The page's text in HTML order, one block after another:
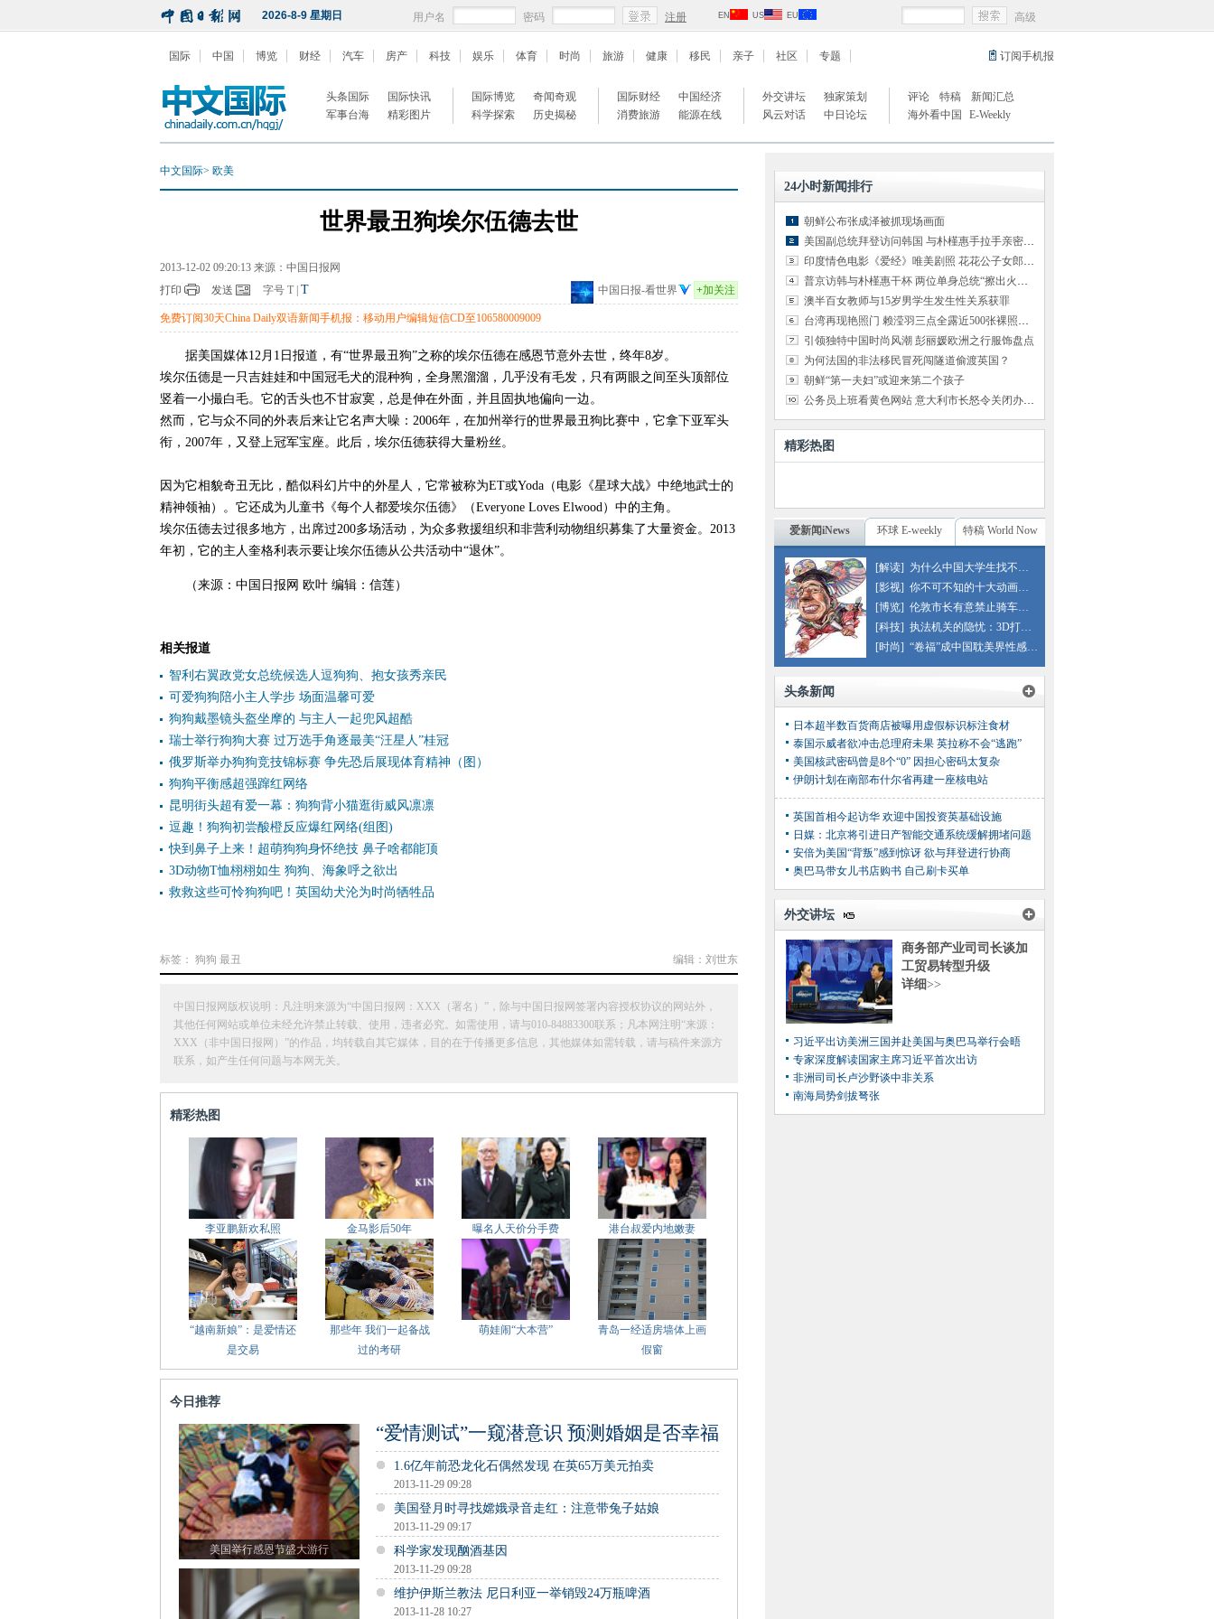
2026-8-9 星期日 用户名 密码 注册 EN US EU 高级
订阅手机报
国际 中国 博览 财经 汽车 房产 科技 娱乐 体育 时尚 旅游 健康 移民 亲子 社区 专题
头条国际
国际快讯
军事台海
精彩图片
国际博览
奇闻奇观
科学探索
历史揭秘
国际财经
中国经济
消费旅游
能源在线
外交讲坛
独家策划
风云对话
中日论坛
评论 特稿
新闻汇总
海外看中国
E-Weekly
中文国际> 欧美
世界最丑狗埃尔伍德去世
2013-12-02 09:20:13 来源：中国日报网
中国日报-看世界
+加关注
打印 发送 字号 T T
免费订阅30天China Daily双语新闻手机报：移动用户编辑短信CD至106580009009
据美国媒体12月1日报道，有“世界最丑狗”之称的埃尔伍德在感恩节意外去世，终年8岁。
埃尔伍德是一只吉娃娃和中国冠毛犬的混种狗，全身黑溜溜，几乎没有毛发，只有两眼之间至头顶部位
竖着一小撮白毛。它的舌头也不甘寂寞，总是伸在外面，并且固执地偏向一边。
然而，它与众不同的外表后来让它名声大噪：2006年，在加州举行的世界最丑狗比赛中，它拿下亚军头
衔，2007年，又登上冠军宝座。此后，埃尔伍德获得大量粉丝。
因为它相貌奇丑无比，酷似科幻片中的外星人，它常被称为ET或Yoda（电影《星球大战》中绝地武士的
精神领袖）。它还成为儿童书《每个人都爱埃尔伍德》（Everyone Loves Elwood）中的主角。
埃尔伍德去过很多地方，出席过200多场活动，为众多救援组织和非营利动物组织募集了大量资金。2013
年初，它的主人奎格利表示要让埃尔伍德从公共活动中“退休”。
（来源：中国日报网 欧叶 编辑：信莲）
相关报道
智利右翼政党女总统候选人逗狗狗、抱女孩秀亲民
可爱狗狗陪小主人学步 场面温馨可爱
狗狗戴墨镜头盔坐摩的 与主人一起兜风超酷
瑞士举行狗狗大赛 过万选手角逐最美“汪星人”桂冠
俄罗斯举办狗狗竞技锦标赛 争先恐后展现体育精神（图）
狗狗平衡感超强蹿红网络
昆明街头超有爱一幕：狗狗背小猫逛街威风凛凛
逗趣！狗狗初尝酸橙反应爆红网络(组图)
快到鼻子上来！超萌狗狗身怀绝技 鼻子啥都能顶
3D动物T恤栩栩如生 狗狗、海象呼之欲出
救救这些可怜狗狗吧！英国幼犬沦为时尚牺牲品
编辑：刘世东
标签： 狗狗 最丑
中国日报网版权说明：凡注明来源为“中国日报网：XXX（署名）”，除与中国日报网签署内容授权协议的网站外，
其他任何网站或单位未经允许禁止转载、使用，违者必究。如需使用，请与010-84883300联系；凡本网注明“来源：
XXX（非中国日报网）”的作品，均转载自其它媒体，目的在于传播更多信息，其他媒体如需转载，请与稿件来源方
联系，如产生任何问题与本网无关。
精彩热图
李亚鹏新欢私照 金马影后50年 曝名人天价分手费 港台叔爱内地嫩妻
“越南新娘”：是爱情还
是交易
那些年 我们一起备战
过的考研
萌娃闹“大本营”
青岛一经适房墙体上画
假窗
今日推荐
美国举行感恩节盛大游行
“爱情测试”一窥潜意识 预测婚姻是否幸福
1.6亿年前恐龙化石偶然发现 在英65万美元拍卖
2013-11-29 09:28
美国登月时寻找嫦娥录音走红：注意带兔子姑娘
2013-11-29 09:17
科学家发现酗酒基因
2013-11-29 09:28
维护伊斯兰教法 尼日利亚一举销毁24万瓶啤酒
2013-11-28 10:27
24小时新闻排行
朝鲜公布张成泽被抓现场画面
美国副总统拜登访问韩国 与朴槿惠手拉手亲密交谈
印度情色电影《爱经》唯美剧照 花花公子女郎出演
普京访韩与朴槿惠干杯 两位单身总统“擦出火花”（组图）
澳半百女教师与15岁男学生发生性关系获罪
台湾再现艳照门 赖滢羽三点全露近500张裸照外泄
引领独特中国时尚风潮 彭丽媛欧洲之行服饰盘点
为何法国的非法移民冒死闯隧道偷渡英国？
朝鲜“第一夫妇”或迎来第二个孩子
公务员上班看黄色网站 意大利市长怒令关闭办公室网络
精彩热图
爱新闻iNews 环球 E-weekly 特稿 World Now
[解读] 为什么中国大学生找不到工作？
[影视] 你不可不知的十大动画电影
[博览] 伦敦市长有意禁止骑车时戴耳机
[科技] 执法机关的隐忧：3D打印塑料枪
[时尚] “卷福”成中国耽美界性感男神
头条新闻
日本超半数百货商店被曝用虚假标识标注食材
泰国示威者欲冲击总理府未果 英拉称不会“逃跑”
美国核武密码曾是8个“0” 因担心密码太复杂
伊朗计划在南部布什尔省再建一座核电站
英国首相今起访华 欢迎中国投资英基础设施
日媒：北京将引进日产智能交通系统缓解拥堵问题
安倍为美国“背叛”感到惊讶 欲与拜登进行协商
奥巴马带女儿书店购书 自己刷卡买单
外交讲坛
商务部产业司司长谈加
工贸易转型升级
详细>>
习近平出访美洲三国并赴美国与奥巴马举行会晤
专家深度解读国家主席习近平首次出访
非洲司司长卢沙野谈中非关系
南海局势剑拔弩张